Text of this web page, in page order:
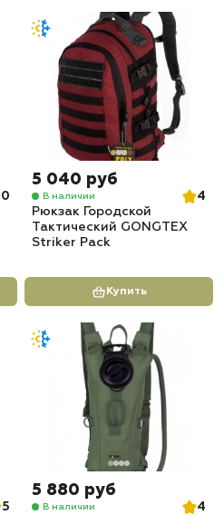
0
5 040 руб
В наличии
4
Рюкзак Городской
Тактический GONGTEX
Striker Pack
Купить
5
5 880 руб
В наличии
4